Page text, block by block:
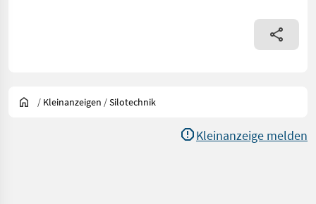
/ Kleinanzeigen /Silotechnik
Kleinanzeige melden